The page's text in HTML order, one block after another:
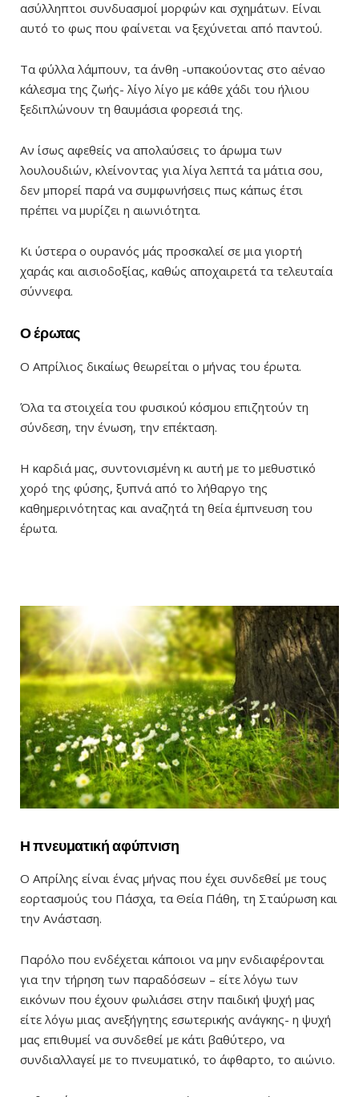
ασύλληπτοι συνδυασμοί μορφών και σχημάτων. Είναι
αυτό το φως που φαίνεται να ξεχύνεται από παντού.
Τα φύλλα λάμπουν, τα άνθη -υπακούοντας στο αέναο
κάλεσμα της ζωής- λίγο λίγο με κάθε χάδι του ήλιου
ξεδιπλώνουν τη θαυμάσια φορεσιά της.
Αν ίσως αφεθείς να απολαύσεις το άρωμα των
λουλουδιών, κλείνοντας για λίγα λεπτά τα μάτια σου,
δεν μπορεί παρά να συμφωνήσεις πως κάπως έτσι
πρέπει να μυρίζει η αιωνιότητα.
Κι ύστερα ο ουρανός μάς προσκαλεί σε μια γιορτή
χαράς και αισιοδοξίας, καθώς αποχαιρετά τα τελευταία
σύννεφα.
Ο έρωτας
Ο Απρίλιος δικαίως θεωρείται ο μήνας του έρωτα.
Όλα τα στοιχεία του φυσικού κόσμου επιζητούν τη
σύνδεση, την ένωση, την επέκταση.
Η καρδιά μας, συντονισμένη κι αυτή με το μεθυστικό
χορό της φύσης, ξυπνά από το λήθαργο της
καθημερινότητας και αναζητά τη θεία έμπνευση του
έρωτα.
Η πνευματική αφύπνιση
Ο Απρίλης είναι ένας μήνας που έχει συνδεθεί με τους
εορτασμούς του Πάσχα, τα Θεία Πάθη, τη Σταύρωση και
την Ανάσταση.
Παρόλο που ενδέχεται κάποιοι να μην ενδιαφέρονται
για την τήρηση των παραδόσεων – είτε λόγω των
εικόνων που έχουν φωλιάσει στην παιδική ψυχή μας
είτε λόγω μιας ανεξήγητης εσωτερικής ανάγκης- η ψυχή
μας επιθυμεί να συνδεθεί με κάτι βαθύτερο, να
συνδιαλλαγεί με το πνευματικό, το άφθαρτο, το αιώνιο.